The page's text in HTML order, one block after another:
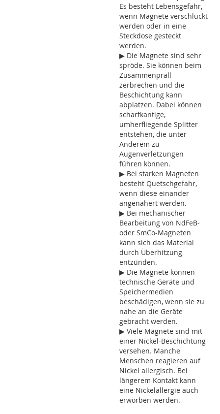
Es besteht Lebensgefahr,
wenn Magnete verschluckt
werden oder in eine
Steckdose gesteckt
werden.
▶ Die Magnete sind sehr
spröde. Sie können beim
Zusammenprall
zerbrechen und die
Beschichtung kann
abplatzen. Dabei können
scharfkantige,
umherfliegende Splitter
entstehen, die unter
Anderem zu
Augenverletzungen
führen können.
▶ Bei starken Magneten
besteht Quetschgefahr,
wenn diese einander
angenähert werden.
▶ Bei mechanischer
Bearbeitung von NdFeB-
oder SmCo-Magneten
kann sich das Material
durch Überhitzung
entzünden.
▶ Die Magnete können
technische Geräte und
Speichermedien
beschädigen, wenn sie zu
nahe an die Geräte
gebracht werden.
▶ Viele Magnete sind mit
einer Nickel-Beschichtung
versehen. Manche
Menschen reagieren auf
Nickel allergisch. Bei
längerem Kontakt kann
eine Nickelallergie auch
erworben werden.